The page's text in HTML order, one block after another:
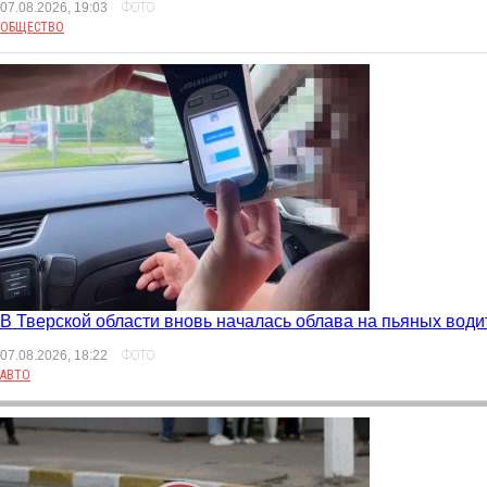
07.08.2026, 19:03
ФОТО
ОБЩЕСТВО
В Тверской области вновь началась облава на пьяных
07.08.2026, 18:22
ФОТО
АВТО